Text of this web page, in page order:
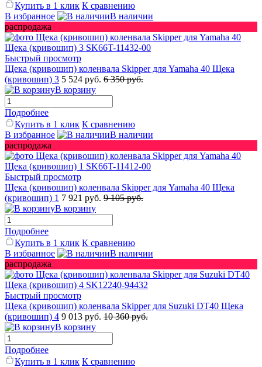
Купить в 1 клик К сравнению
В избранное
В наличии
распродажа
Быстрый просмотр
Щека (кривошип) коленвала Skipper для Yamaha 40 Щека
(кривошип) 3 5 524 руб. 6 350 руб.
В корзину
Подробнее
Купить в 1 клик К сравнению
В избранное
В наличии
распродажа
Быстрый просмотр
Щека (кривошип) коленвала Skipper для Yamaha 40 Щека
(кривошип) 1 7 921 руб. 9 105 руб.
В корзину
Подробнее
Купить в 1 клик К сравнению
В избранное
В наличии
распродажа
Быстрый просмотр
Щека (кривошип) коленвала Skipper для Suzuki DT40 Щека
(кривошип) 4 9 013 руб. 10 360 руб.
В корзину
Подробнее
Купить в 1 клик К сравнению